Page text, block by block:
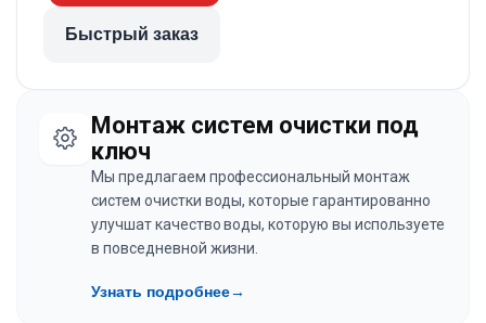
Быстрый заказ
Монтаж систем очистки под
ключ
Мы предлагаем профессиональный монтаж
систем очистки воды, которые гарантированно
улучшат качество воды, которую вы используете
в повседневной жизни.
Узнать подробнее→